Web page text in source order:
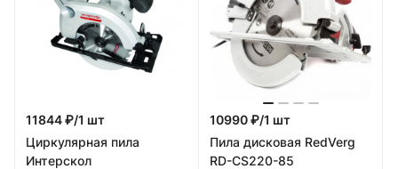
11844 ₽/1 шт
Циркулярная пила
Интерскол
10990 ₽/1 шт
Пила дисковая RedVerg
RD-CS220-85